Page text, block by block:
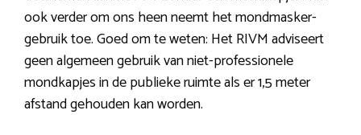
ook verder om ons heen neemt het mondmasker-
gebruik toe. Goed om te weten: Het RIVM adviseert
geen algemeen gebruik van niet-professionele
mondkapjes in de publieke ruimte als er 1,5 meter
afstand gehouden kan worden.